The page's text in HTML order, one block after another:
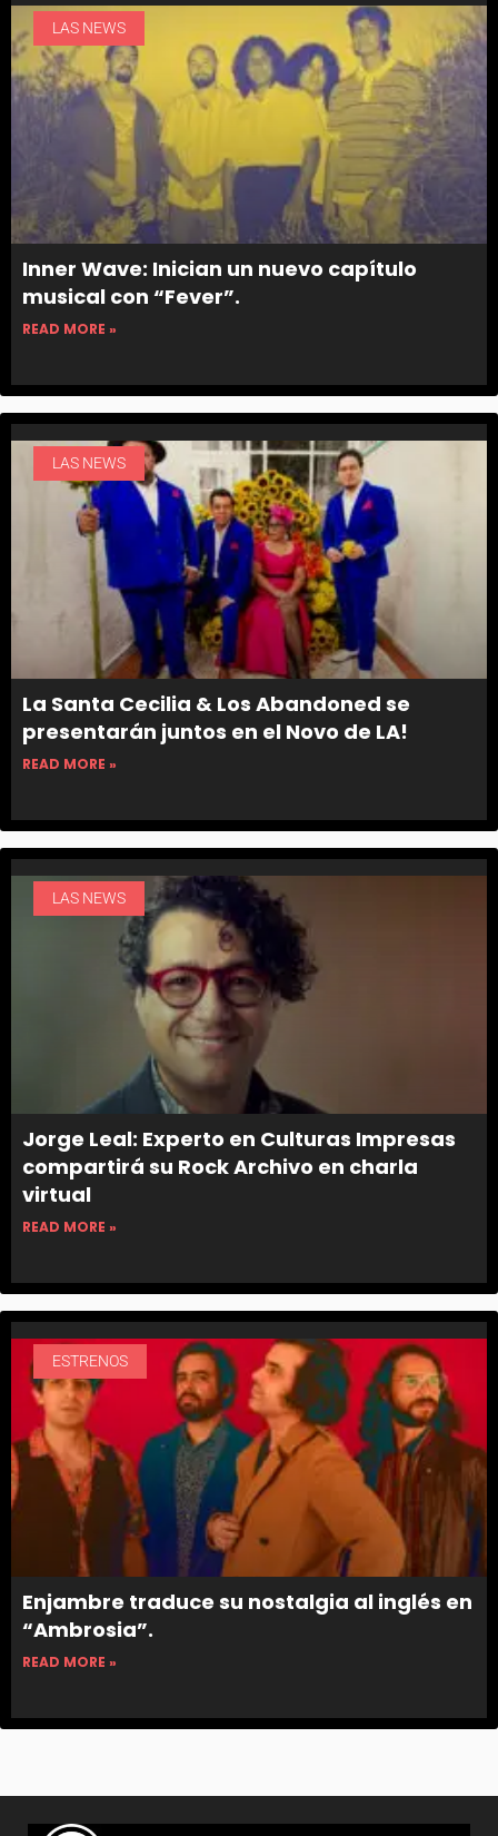
LAS NEWS
Inner Wave: Inician un nuevo capítulo
musical con “Fever”.
READ MORE »
LAS NEWS
La Santa Cecilia & Los Abandoned se
presentarán juntos en el Novo de LA!
READ MORE »
LAS NEWS
Jorge Leal: Experto en Culturas Impresas
compartirá su Rock Archivo en charla
virtual
READ MORE »
ESTRENOS
Enjambre traduce su nostalgia al inglés en
“Ambrosia”.
READ MORE »